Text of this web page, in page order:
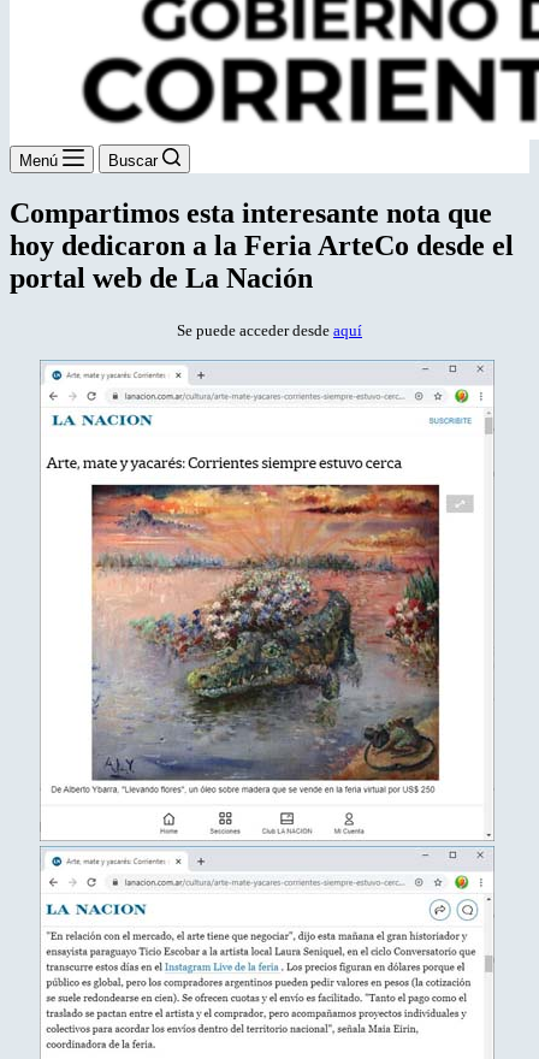
Menú Buscar
Compartimos esta interesante nota que
hoy dedicaron a la Feria ArteCo desde el
portal web de La Nación
Se puede acceder desde aquí